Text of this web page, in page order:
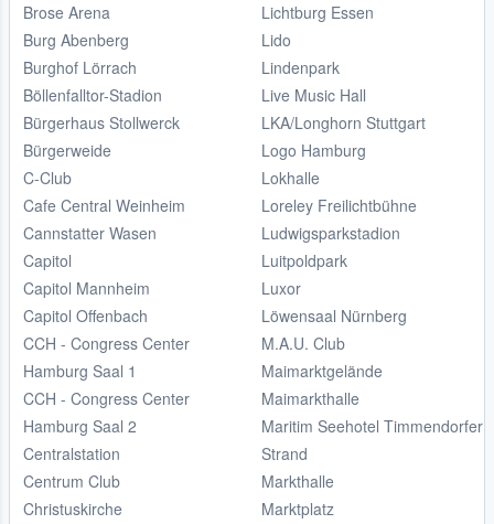
Brose Arena
Burg Abenberg
Burghof Lörrach
Böllenfalltor-Stadion
Bürgerhaus Stollwerck
Bürgerweide
C-Club
Cafe Central Weinheim
Cannstatter Wasen
Capitol
Capitol Mannheim
Capitol Offenbach
CCH - Congress Center
Hamburg Saal 1
CCH - Congress Center
Hamburg Saal 2
Centralstation
Centrum Club
Christuskirche
Lichtburg Essen
Lido
Lindenpark
Live Music Hall
LKA/Longhorn Stuttgart
Logo Hamburg
Lokhalle
Loreley Freilichtbühne
Ludwigsparkstadion
Luitpoldpark
Luxor
Löwensaal Nürnberg
M.A.U. Club
Maimarktgelände
Maimarkthalle
Maritim Seehotel Timmendorfer
Strand
Markthalle
Marktplatz